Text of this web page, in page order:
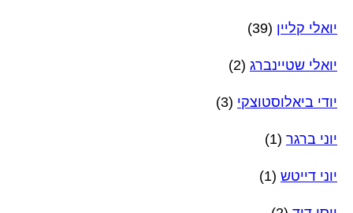
יואלי קליין (39)
יואלי שטיינברג (2)
יודי ביאלוסטוצקי (3)
יוני ברגר (1)
יוני דייטש (1)